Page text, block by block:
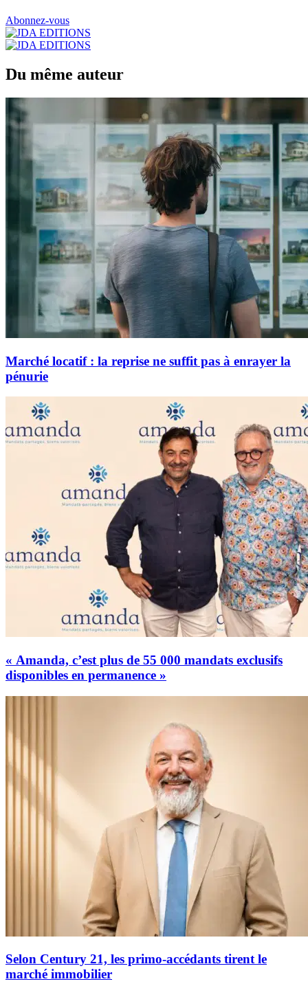
Abonnez-vous
Du même auteur
Marché locatif : la reprise ne suffit pas à enrayer la
pénurie
« Amanda, c’est plus de 55 000 mandats exclusifs
disponibles en permanence »
Selon Century 21, les primo-accédants tirent le
marché immobilier